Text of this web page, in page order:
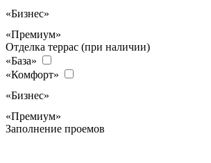
«Бизнес»
«Премиум»
Отделка террас (при наличии)
«База»
«Комфорт»
«Бизнес»
«Премиум»
Заполнение проемов